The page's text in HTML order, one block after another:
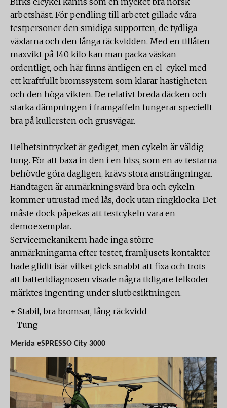
arbetshäst. För pendling till arbetet gillade våra
testpersoner den smidiga supporten, de tydliga
växlarna och den långa räckvidden. Med en tillåten
maxvikt på 140 kilo kan man packa väskan
ordentligt, och här finns äntligen en el-cykel med
ett kraftfullt bromssystem som klarar hastigheten
och den höga vikten. De relativt breda däcken och
starka dämpningen i framgaffeln fungerar speciellt
bra på kullersten och grusvägar.
Helhetsintrycket är gediget, men cykeln är väldig
tung. För att baxa in den i en hiss, som en av testarna
behövde göra dagligen, krävs stora ansträngningar.
Handtagen är anmärkningsvärd bra och cykeln
kommer utrustad med lås, dock utan ringklocka. Det
måste dock påpekas att testcykeln vara en
demoexemplar.
Servicemekanikern hade inga större
anmärkningarna efter testet, framljusets kontakter
hade glidit isär vilket gick snabbt att fixa och trots
att batteridiagnosen visade några tidigare felkoder
märktes ingenting under slutbesiktningen.
+ Stabil, bra bromsar, lång räckvidd
- Tung
Merida eSPRESSO City 3000